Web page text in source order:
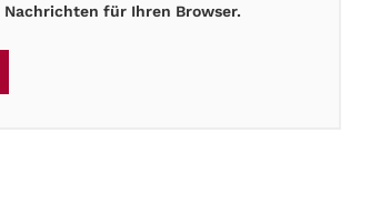
für Ihren Browser.